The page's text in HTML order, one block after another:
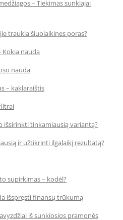
– Tiekimas sunkiajai
traukia šiuolaikines poras?
Kokia nauda
nauda
– kaklaraištis
išsirinkti tinkamiausią variantą?
ir užtikrinti ilgalaikį rezultatą?
supirkimas – kodėl?
išspręsti finansų trūkumą
iš sunkiosios pramonės